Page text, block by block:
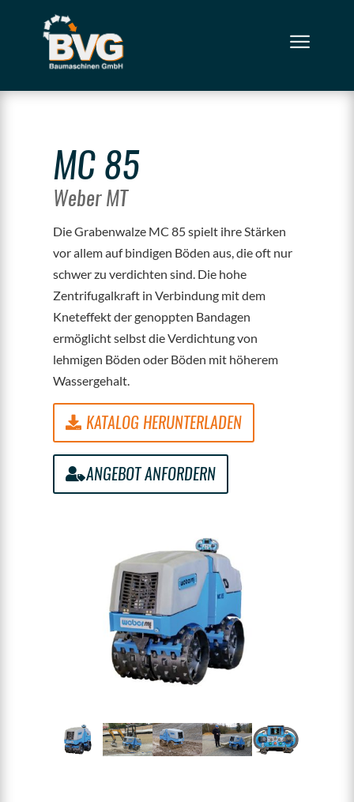
MC 85
Weber MT
Die Grabenwalze MC 85 spielt ihre Stärken
vor allem auf bindigen Böden aus, die oft nur
schwer zu verdichten sind. Die hohe
Zentrifugalkraft in Verbindung mit dem
Kneteffekt der genoppten Bandagen
ermöglicht selbst die Verdichtung von
lehmigen Böden oder Böden mit höherem
Wassergehalt.
KATALOG HERUNTERLADEN
ANGEBOT ANFORDERN